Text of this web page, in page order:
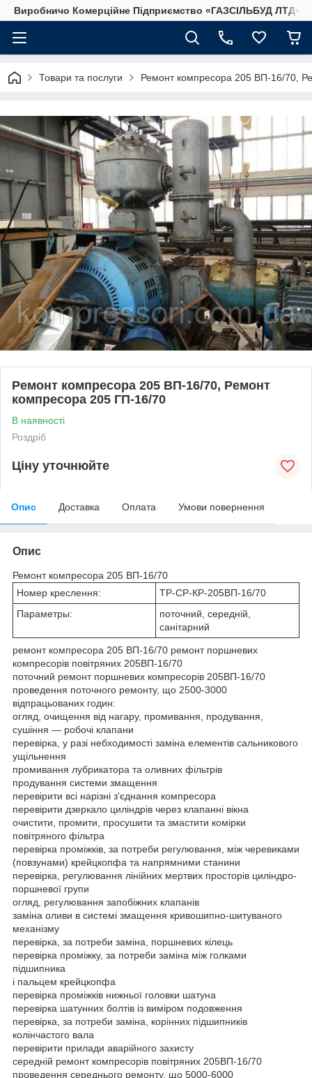
Виробничо Комерційне Підприємство «ГАЗСIЛЬБУД ЛТД»
Товари та послуги Ремонт компресора 205 ВП-16/70,
Ремонт компресора 205 ВП-16/70, Ремонт
компресора 205 ГП-16/70
В наявності
Роздріб
Ціну уточнюйте
Опис Доставка Оплата Умови повернення
Опис
Ремонт компресора 205 ВП-16/70
Номер креслення:
ТР-СР-КР-205ВП-16/70
Параметры:
поточний, середній,
санітарний
ремонт компресора 205 ВП-16/70 ремонт поршневих
компресорів повітряних 205ВП-16/70
поточний ремонт поршневих компресорів 205ВП-16/70
проведення поточного ремонту, що 2500-3000
відпрацьованих годин:
огляд, очищення від нагару, промивання, продування,
сушіння — робочі клапани
перевірка, у разі небходимості заміна елементів сальникового
ущільнення
промивання лубрикатора та оливних фільтрів
продування системи змащення
перевірити всі нарізні з'єднання компресора
перевірити дзеркало циліндрів через клапанні вікна
очистити, промити, просушити та змастити комірки
повітряного фільтра
перевірка проміжків, за потреби регулювання, між черевиками
(повзунами) крейцкопфа та напрямними станини
перевірка, регулювання лінійних мертвих просторів циліндро-
поршневої групи
огляд, регулювання запобіжних клапанів
заміна оливи в системі змащення кривошипно-шитуваного
механізму
перевірка, за потреби заміна, поршневих кілець
перевірка проміжку, за потреби заміна між голками
підшипника
і пальцем крейцкопфа
перевірка проміжків нижньої головки шатуна
перевірка шатунних болтів із виміром подовження
перевірка, за потреби заміна, корінних підшипників
колінчастого вала
перевірити прилади аварійного захисту
середній ремонт компресорів повітряних 205ВП-16/70
проведення середнього ремонту, що 5000-6000